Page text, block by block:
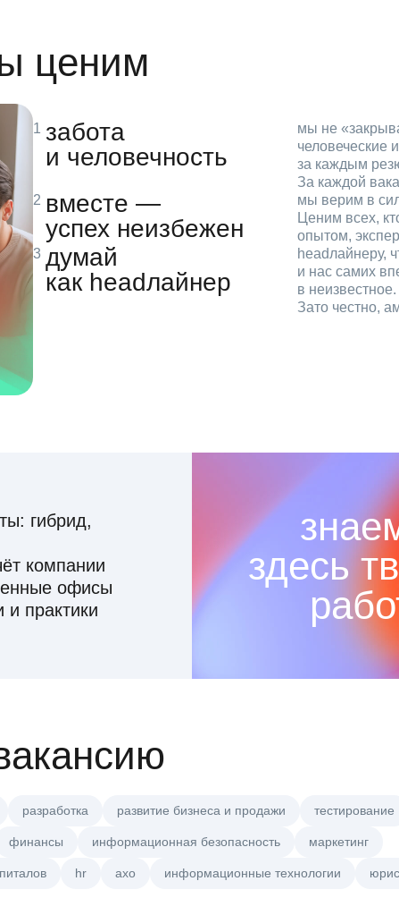
ценим
забота
и человечность
мы не
человеческие
за каждым
За каждой
вместе —
успех неизбежен
мы верим в
Ценим всех,
опытом,
думай
как headлайнер
headлайнеру,
и нас самих
в
Зато честно,
гибрид,
компании
офисы
и практики
здесь
разработка развитие бизнеса и продажи тестирование
финансы информационная безопасность маркетинг
hr axo информационные технологии